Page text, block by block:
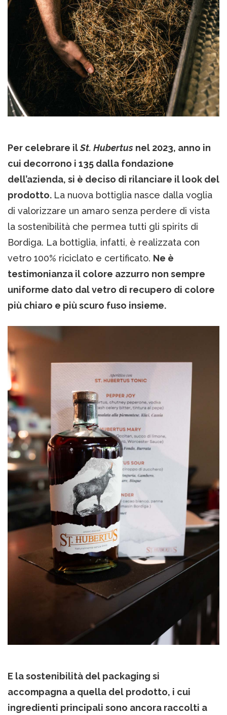
Per celebrare ilSt. Hubertus nel 2023, anno in
cui decorrono i 135 dalla fondazione
dell’azienda, si è deciso di rilanciare il look del
prodotto. La nuova bottiglia nasce dalla voglia
di valorizzare un amaro senza perdere di vista
la sostenibilità che permea tutti gli spirits di
Bordiga. La bottiglia, infatti, è realizzata con
vetro 100% riciclato e certificato. Ne è
testimonianza il colore azzurro non sempre
uniforme dato dal vetro di recupero di colore
più chiaro e più scuro fuso insieme.
E la sostenibilità del packaging si
accompagna a quella del prodotto, i cui
ingredienti principali sono ancora raccolti a